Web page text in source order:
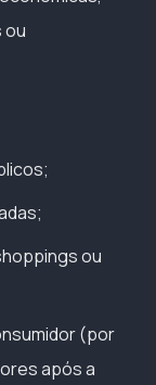
ou
ou
(por
após a